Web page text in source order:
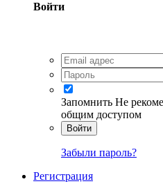
Войти
Запомнить Не
общим доступом
Войти
Забыли пароль?
Регистрация